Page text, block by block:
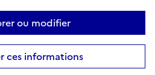
ou modifier
ces informations